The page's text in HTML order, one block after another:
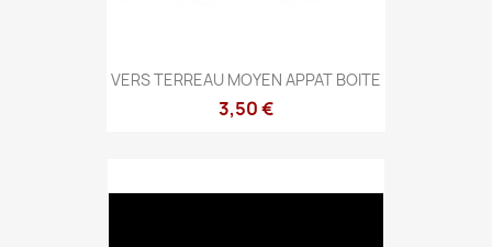
VERS TERREAU MOYEN APPAT BOITE
3,50 €